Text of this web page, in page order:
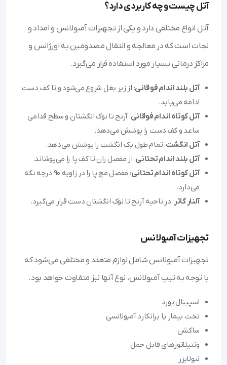
آتل چیست و چه کاربردی دارد؟
آتل انواع مختلفی دارد و یکی از تجهیزات آمبولانس و امداد و
نجات است که در معالجه و انتقال مصدومین به اورژانس و
مراکز درمانی بسیار مورد استفاده قرار می‌گیرد.
آتل بلند اندام فوقانی: از زیر بغل شروع می‌شود و تا کف دست
ادامه می‌یابد.
آتل کوتاه اندام فوقانی: آرنج تا نوک انگشتان و سطح قدامی
ساعد و کف دست را پوشش می‌دهد.
آتل انگشت: تمام طول یک انگشت را پوشش می‌دهد.
آتل بلند اندام تحتانی: از مفصل ران تا کف پا را می‌پوشاند.
آتل کوتاه اندام تحتانی
: مفصل مچ پا را در زاویه 90 درجه نگه
می‌دارد.
آلنار گاتر: در ناحیه آرنج تا نوک انگشتان دست قرار می‌گیرد.
تجهیزات آمبولانس
تجهیزات آمبولانس شامل لوازم متعدد و مختلفی می‌شود که
با توجه به تیپ آمبولانس، نوع آنها نیز متفاوت خواهد بود.
اسپینال بورد
تخت بیمار یا برانکارد آمبولانسی
ساکشن
ونتیلاتورهای قابل حمل
نبولایزر